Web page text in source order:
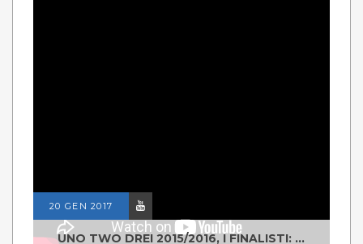
20 GEN 2017
UNO TWO DREI 2015/2016, I FINALISTI: CLASSE IV ALS ISTITUTO "DEGASPERI" BORGO VALSUGANA